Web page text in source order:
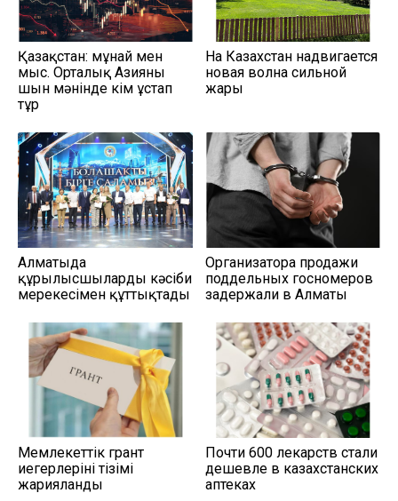
Қазақстан: мұнай мен
мыс. Орталық Азияны
шын мәнінде кім ұстап
тұр
На Казахстан надвигается
новая волна сильной
жары
Алматыда
құрылысшыларды кәсіби
мерекесімен құттықтады
Организатора продажи
поддельных госномеров
задержали в Алматы
Мемлекеттік грант
иегерлерінің тізімі
жарияланды
Почти 600 лекарств стали
дешевле в казахстанских
аптеках